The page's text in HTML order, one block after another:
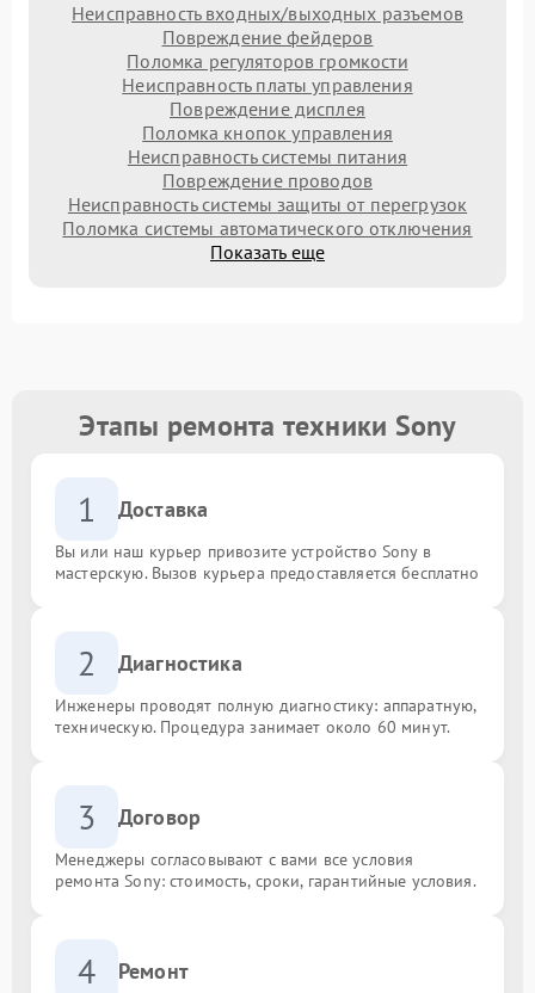
Неисправность входных/выходных разъемов
Повреждение фейдеров
Поломка регуляторов громкости
Неисправность платы управления
Повреждение дисплея
Поломка кнопок управления
Неисправность системы питания
Повреждение проводов
Неисправность системы защиты от перегрузок
Поломка системы автоматического отключения
Показать еще
Этапы ремонта техники Sony
1 Доставка
Вы или наш курьер привозите устройство Sony в
мастерскую. Вызов курьера предоставляется бесплатно
2 Диагностика
Инженеры проводят полную диагностику: аппаратную,
техническую. Процедура занимает около 60 минут.
3 Договор
Менеджеры согласовывают с вами все условия
ремонта Sony: стоимость, сроки, гарантийные условия.
4 Ремонт